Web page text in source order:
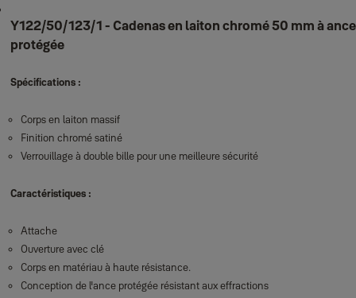
Y122/50/123/1 - Cadenas en laiton chromé 50 mm à ance
protégée
Spécifications :
Corps en laiton massif
Finition chromé satiné
Verrouillage à double bille pour une meilleure sécurité
Caractéristiques :
Attache
Ouverture avec clé
Corps en matériau à haute résistance.
Conception de l'ance protégée résistant aux effractions